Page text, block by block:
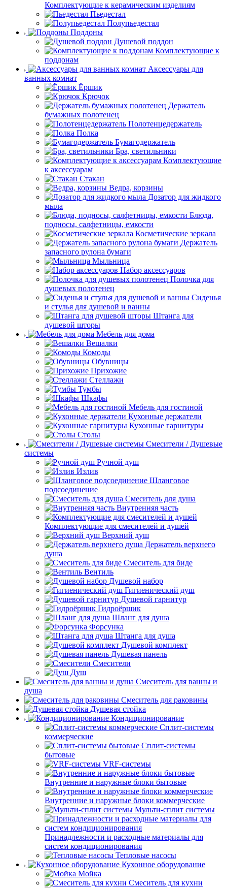
Комплектующие к керамическим изделиям
Пьедестал
Полупьедестал
Поддоны
Душевой поддон
Комплектующие к
поддонам
Аксессуары для
ванных комнат
Ёршик
Крючок
Держатель
бумажных полотенец
Полотенцедержатель
Полка
Бумагодержатель
Бра, светильники
Комплектующие
к аксессуарам
Стакан
Ведра, корзины
Дозатор для жидкого
мыла
Блюда,
подносы, салфетницы, емкости
Косметические зеркала
Держатель
запасного рулона бумаги
Мыльница
Набор аксессуаров
Полочка для
душевых полотенец
Сиденья
и стулья для душевой и ванны
Штанга для
душевой шторы
Мебель для дома
Вешалки
Комоды
Обувницы
Прихожие
Стеллажи
Тумбы
Шкафы
Мебель для гостиной
Кухонные держатели
Кухонные гарнитуры
Столы
Смесители / Душевые
системы
Ручной душ
Излив
Шланговое
подсоединение
Смеситель для душа
Внутренняя часть
Комплектующие для смесителей и душей
Верхний душ
Держатель верхнего
душа
Смеситель для биде
Вентиль
Душевой набор
Гигиенический душ
Душевой гарнитур
Гидроёршик
Шланг для душа
Форсунка
Штанга для душа
Душевой комплект
Душевая панель
Смесители
Душ
Смеситель для ванны и
душа
Смеситель для раковины
Душевая стойка
Кондиционирование
Сплит-системы
коммерческие
Сплит-системы
бытовые
VRF-системы
Внутренние и наружные блоки бытовые
Внутренние и наружные блоки коммерческие
Мульти-сплит системы
Принадлежности и расходные материалы для
систем кондиционирования
Тепловые насосы
Кухонное оборудование
Мойка
Смеситель для кухни